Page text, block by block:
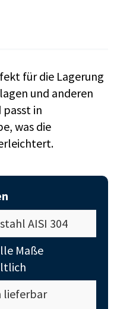
für die Lagerung
und anderen
passt in
was die
AISI 304
Maße
lieferbar